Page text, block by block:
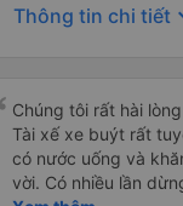
Thông tin chi tiết
Chúng tôi rất hài
Tài xế xe buýt rất
có nước uống và
vời. Có nhiều lần